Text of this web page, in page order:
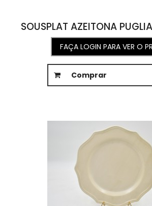
SOUSPLAT AZEITONA
FAÇA LOGIN PARA VER O
Comprar